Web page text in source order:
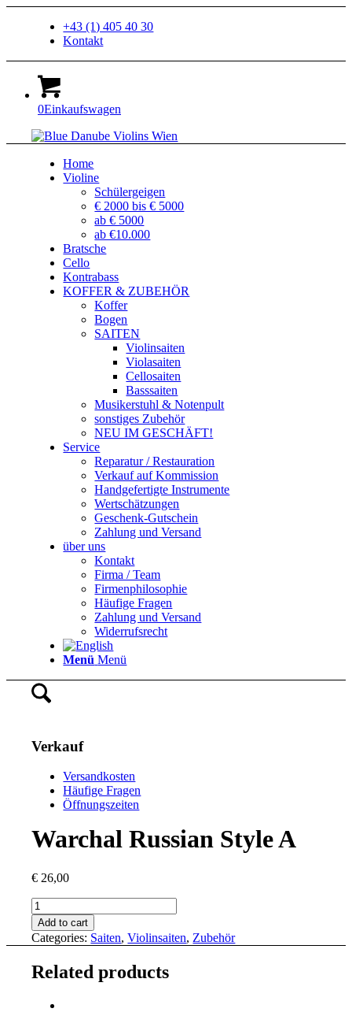
+43 (1) 405 40 30
Kontakt
0Einkaufswagen
Home
Violine
Schülergeigen
€ 2000 bis € 5000
ab € 5000
ab €10.000
Bratsche
Cello
Kontrabass
KOFFER & ZUBEHÖR
Koffer
Bogen
SAITEN
Violinsaiten
Violasaiten
Cellosaiten
Basssaiten
Musikerstuhl & Notenpult
sonstiges Zubehör
NEU IM GESCHÄFT!
Service
Reparatur / Restauration
Verkauf auf Kommission
Handgefertigte Instrumente
Wertschätzungen
Geschenk-Gutschein
Zahlung und Versand
über uns
Kontakt
Firma / Team
Firmenphilosophie
Häufige Fragen
Zahlung und Versand
Widerrufsrecht
Menü Menü
Verkauf
Versandkosten
Häufige Fragen
Öffnungszeiten
Warchal Russian Style A
€ 26,00
Warchal
Russian
Style
A
Add to cart
Categories: Saiten,Violinsaiten, Zubehör
Related products